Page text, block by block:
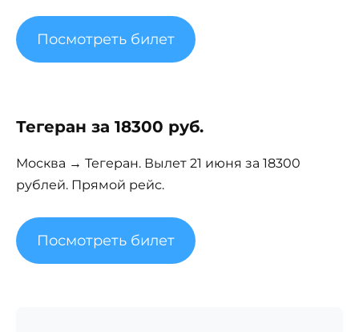
Посмотреть билет
Тегеран за 18300 руб.
Москва → Тегеран. Вылет 21 июня за 18300
рублей. Прямой рейс.
Посмотреть билет